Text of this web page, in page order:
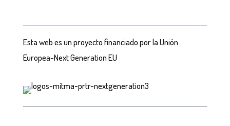
Esta web es un proyecto financiado por la Unión
Europea-Next Generation EU